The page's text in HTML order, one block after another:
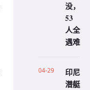
没，
53
人全
遇难
04-29
印尼
潜艇